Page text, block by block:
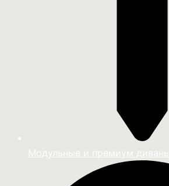
Модульные и премиум диваны